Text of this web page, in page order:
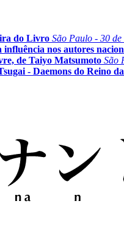
do Livro São Paulo - 30
influência nos autores
de Taiyo Matsumoto São
- Daemons do Reino